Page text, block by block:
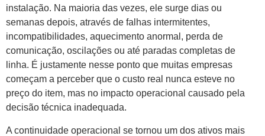
instalação. Na maioria das vezes, ele surge dias ou
semanas depois, através de falhas intermitentes,
incompatibilidades, aquecimento anormal, perda de
comunicação, oscilações ou até paradas completas de
linha. É justamente nesse ponto que muitas empresas
começam a perceber que o custo real nunca esteve no
preço do item, mas no impacto operacional causado pela
decisão técnica inadequada.
A continuidade operacional se tornou um dos ativos mais